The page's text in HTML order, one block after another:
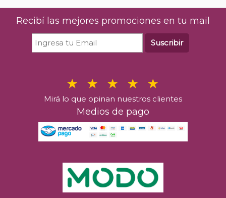
Recibí las mejores promociones en tu mail
Suscribir
Mirá lo que opinan nuestros clientes
Medios de pago